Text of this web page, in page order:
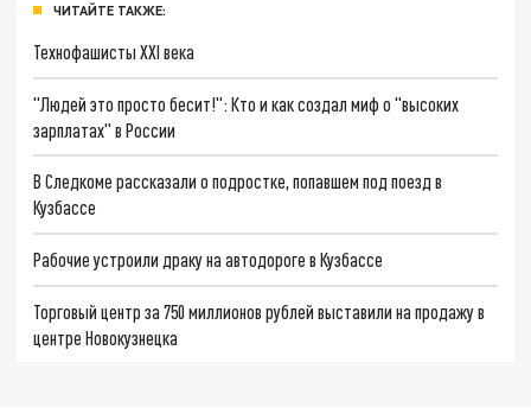
ЧИТАЙТЕ ТАКЖЕ:
Технофашисты XXI века
"Людей это просто бесит!": Кто и как создал миф о "высоких
зарплатах" в России
В Следкоме рассказали о подростке, попавшем под поезд в
Кузбассе
Рабочие устроили драку на автодороге в Кузбассе
Торговый центр за 750 миллионов рублей выставили на продажу в
центре Новокузнецка